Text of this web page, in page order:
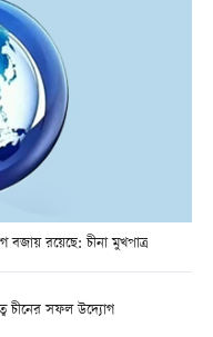
বজায় রয়েছে: চীনা মুখপাত্র
চীনের সফল উদ্যোগ